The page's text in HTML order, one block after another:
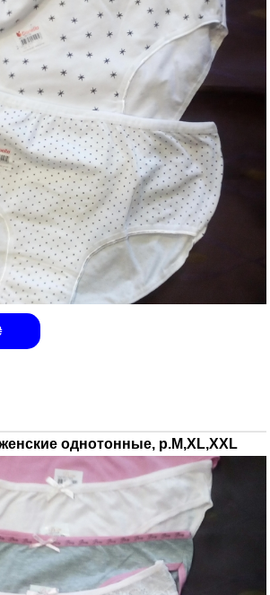
однотонные, р.М,XL,XXL